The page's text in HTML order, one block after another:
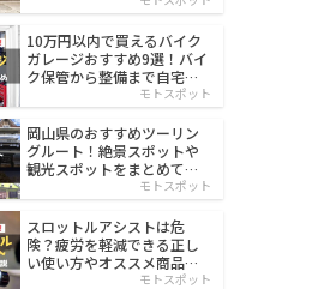
10万円以内で買えるバイク
ガレージおすすめ9選！バイ
ク保管から整備まで自宅で
モトスポット
岡山県のおすすめツーリン
グルート！絶景スポットや
観光スポットをまとめて紹
モトスポット
スロットルアシストは危
険？疲労を軽減できる正し
い使い方やオススメ商品を
モトスポット